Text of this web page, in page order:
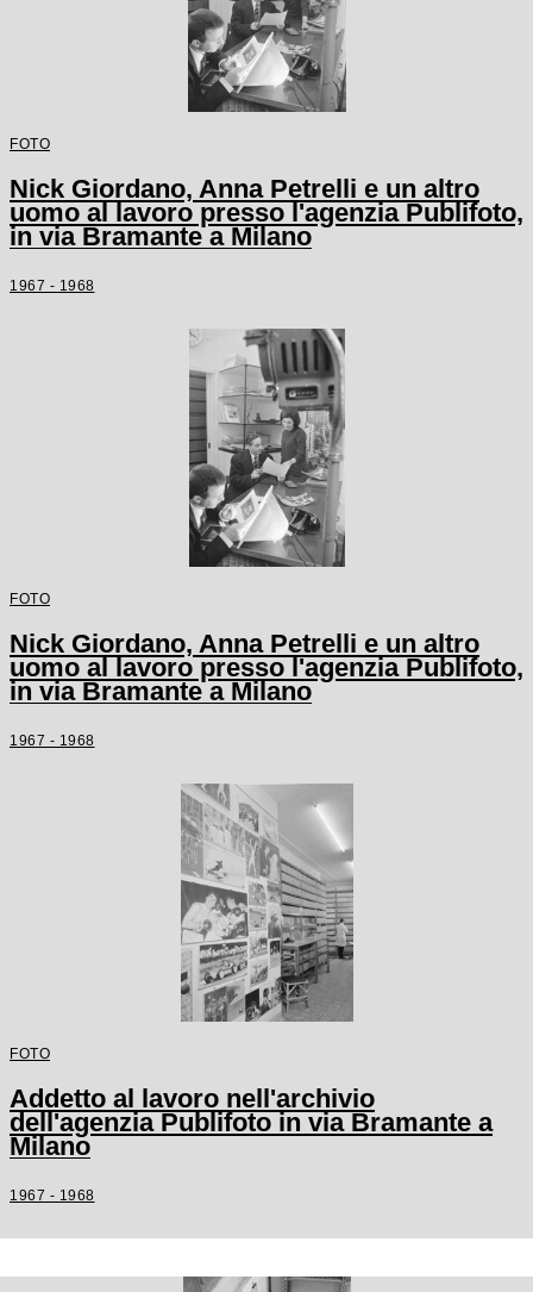
FOTO
Nick Giordano, Anna Petrelli e un altro
uomo al lavoro presso l'agenzia Publifoto,
in via Bramante a Milano
1967 - 1968
FOTO
Nick Giordano, Anna Petrelli e un altro
uomo al lavoro presso l'agenzia Publifoto,
in via Bramante a Milano
1967 - 1968
FOTO
Addetto al lavoro nell'archivio
dell'agenzia Publifoto in via Bramante a
Milano
1967 - 1968